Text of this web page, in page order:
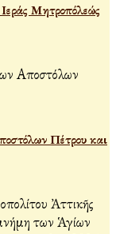
Μητροπόλεώς
Πέτρου και